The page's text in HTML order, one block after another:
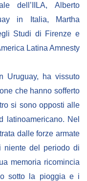
dell’IILA, Alberto
in Italia, Martha
Studi di Firenze e
Latina Amnesty
Uruguay, ha vissuto
che hanno sofferto
si sono opposti alle
latinoamericano. Nel
dalle forze armate
niente del periodo di
memoria ricomincia
sotto la pioggia e i